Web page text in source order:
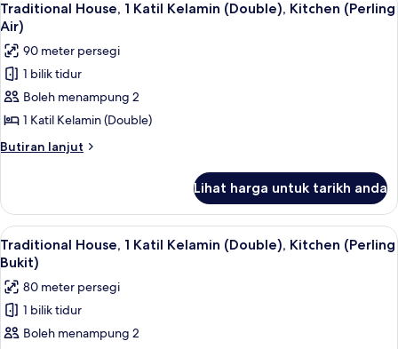
semua
foto
untuk
Traditional
House,
1
Katil
Kitchen
(Perling
Air)
8
Traditional House, 1 Katil Kelamin (Double), Kitchen (Perling
Air)
90 meter persegi
1 bilik tidur
Boleh menampung 2
1 Katil Kelamin (Double)
Butiran lanjut
Butiran
House,
Katil
Kelamin
(Double),
Kitchen
(Perling
Air)
Lihat harga untuk tarikh anda
Lihat
semua
foto
untuk
Traditional
House,
7
Traditional House, 1 Katil Kelamin (Double), Kitchen (Perling
Bukit)
80 meter persegi
1 bilik tidur
Boleh menampung 2